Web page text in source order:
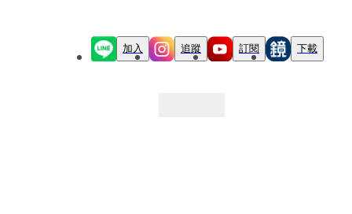
加入 追蹤 訂閱 下載